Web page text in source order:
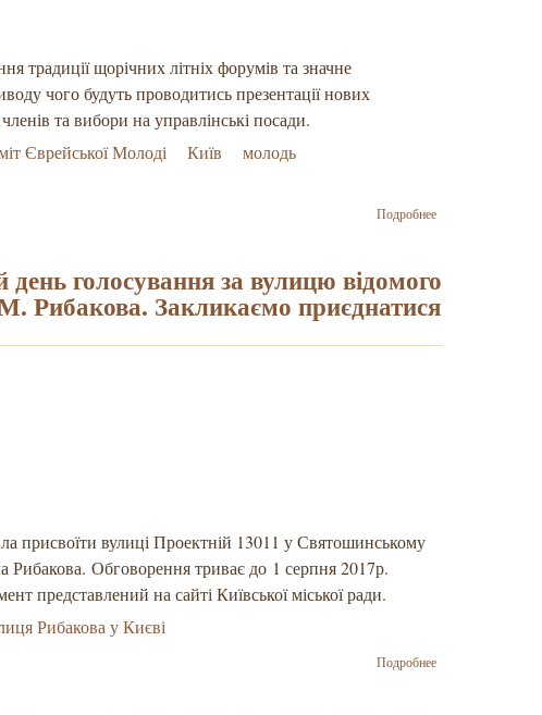
традиції щорічних літніх форумів та значне
чого будуть проводитись презентації нових
та вибори на управлінські посади.
Єврейської Молоді Київ
молодь
Подробнеео 20 серпня у
Самміт
Єврейської
день голосування за вулицю відомого
Рибакова. Закликаємо приєднатися
присвоїти вулиці Проектній 13011 у Святошинському
Рибакова. Обговорення триває до 1 серпня 2017р.
представлений на сайті Київської міської ради.
Рибакова у Києві
Подробнеео 1 серпня –